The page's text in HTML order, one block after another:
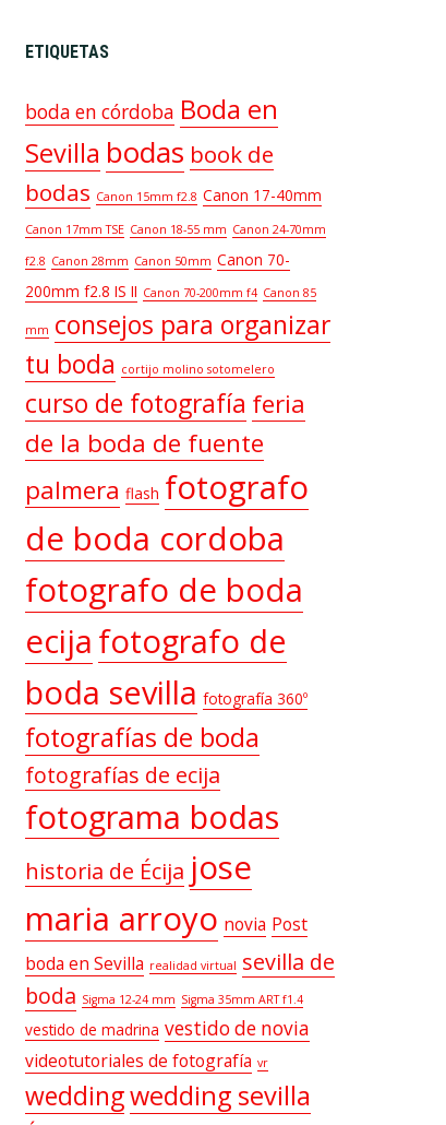
ETIQUETAS
boda en córdoba Boda en
Sevilla bodas book de
bodas Canon 15mm f2.8 Canon 17-40mm
Canon 17mm TSE Canon 18-55 mm Canon 24-70mm
f2.8 Canon 28mm Canon 50mm Canon 70-
200mm f2.8 IS II Canon 70-200mm f4 Canon 85
mm consejos para organizar
tu boda cortijo molino sotomelero
curso de fotografía feria
de la boda de fuente
palmera flash fotografo
de boda cordoba
fotografo de boda
ecija fotografo de
boda sevilla fotografía 360º
fotografías de boda
fotografías de ecija
fotograma bodas
historia de Écija jose
maria arroyo novia Post
boda en Sevilla realidad virtual sevilla de
boda Sigma 12-24 mm Sigma 35mm ART f1.4
vestido de madrina vestido de novia
videotutoriales de fotografía vr
weddingwedding sevilla